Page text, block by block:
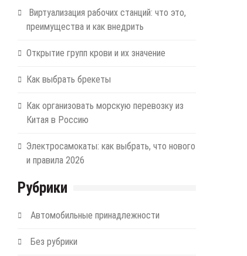
Виртуализация рабочих станций: что это,
преимущества и как внедрить
Открытие групп крови и их значение
Как выбрать брекеты
Как организовать морскую перевозку из
Китая в Россию
Электросамокаты: как выбрать, что нового
и правила 2026
Рубрики
Автомобильные принадлежности
Без рубрики